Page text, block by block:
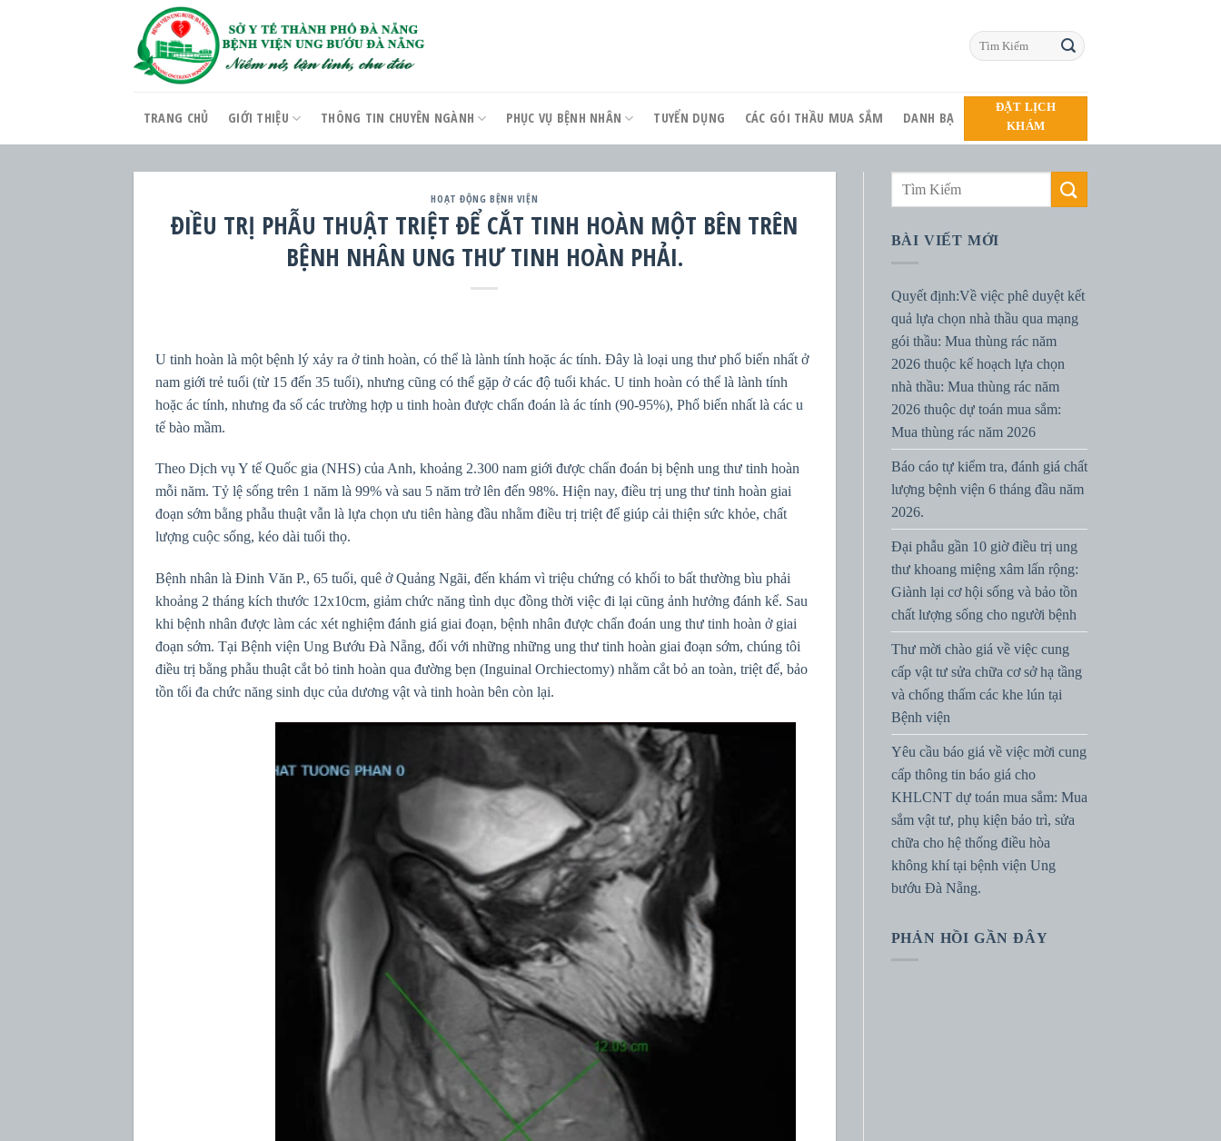
TRANG CHỦ GIỚI THIỆU THÔNG TIN CHUYÊN NGÀNH PHỤC VỤ BỆNH NHÂN TUYỂN DỤNG CÁC GÓI THẦU MUA SẮM DANH BẠ
ĐẶT LỊCH
KHÁM
HOẠT ĐỘNG BỆNH VIỆN
ĐIỀU TRỊ PHẪU THUẬT TRIỆT ĐỂ CẮT TINH HOÀN MỘT BÊN TRÊN
BỆNH NHÂN UNG THƯ TINH HOÀN PHẢI.
U tinh hoàn là một bệnh lý xảy ra ở tinh hoàn, có thể là lành tính hoặc ác tính. Đây là loại ung thư phổ biến nhất ở
nam giới trẻ tuổi (từ 15 đến 35 tuổi), nhưng cũng có thể gặp ở các độ tuổi khác. U tinh hoàn có thể là lành tính
hoặc ác tính, nhưng đa số các trường hợp u tinh hoàn được chẩn đoán là ác tính (90-95%), Phổ biến nhất là các u
tế bào mầm.
Theo Dịch vụ Y tế Quốc gia (NHS) của Anh, khoảng 2.300 nam giới được chẩn đoán bị bệnh ung thư tinh hoàn
mỗi năm. Tỷ lệ sống trên 1 năm là 99% và sau 5 năm trở lên đến 98%. Hiện nay, điều trị ung thư tinh hoàn giai
đoạn sớm bằng phẫu thuật vẫn là lựa chọn ưu tiên hàng đầu nhằm điều trị triệt để giúp cải thiện sức khỏe, chất
lượng cuộc sống, kéo dài tuổi thọ.
Bệnh nhân là Đinh Văn P., 65 tuổi, quê ở Quảng Ngãi, đến khám vì triệu chứng có khối to bất thường bìu phải
khoảng 2 tháng kích thước 12x10cm, giảm chức năng tình dục đồng thời việc đi lại cũng ảnh hưởng đánh kể. Sau
khi bệnh nhân được làm các xét nghiệm đánh giá giai đoạn, bệnh nhân được chẩn đoán ung thư tinh hoàn ở giai
đoạn sớm. Tại Bệnh viện Ung Bướu Đà Nẵng, đối với những những ung thư tinh hoàn giai đoạn sớm, chúng tôi
điều trị bằng phẫu thuật cắt bỏ tinh hoàn qua đường bẹn (Inguinal Orchiectomy) nhằm cắt bỏ an toàn, triệt để, bảo
tồn tối đa chức năng sinh dục của dương vật và tinh hoàn bên còn lại.
BÀI VIẾT MỚI
Quyết định:Về việc phê duyệt kết
quả lựa chọn nhà thầu qua mạng
gói thầu: Mua thùng rác năm
2026 thuộc kế hoạch lựa chọn
nhà thầu: Mua thùng rác năm
2026 thuộc dự toán mua sắm:
Mua thùng rác năm 2026
Báo cáo tự kiểm tra, đánh giá chất
lượng bệnh viện 6 tháng đầu năm
2026.
Đại phẫu gần 10 giờ điều trị ung
thư khoang miệng xâm lấn rộng:
Giành lại cơ hội sống và bảo tồn
chất lượng sống cho người bệnh
Thư mời chào giá về việc cung
cấp vật tư sửa chữa cơ sở hạ tầng
và chống thấm các khe lún tại
Bệnh viện
Yêu cầu báo giá về việc mời cung
cấp thông tin báo giá cho
KHLCNT dự toán mua sắm: Mua
sắm vật tư, phụ kiện bảo trì, sửa
chữa cho hệ thống điều hòa
không khí tại bệnh viện Ung
bướu Đà Nẵng.
PHẢN HỒI GẦN ĐÂY